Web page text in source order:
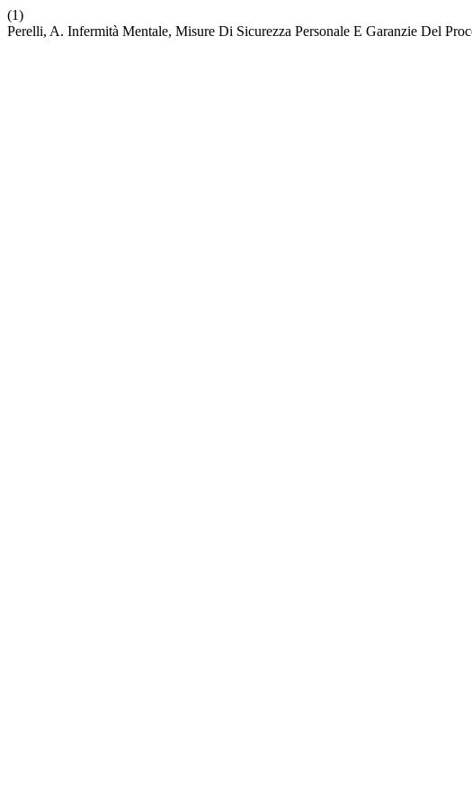
(1)
Perelli, A. Infermità Mentale, Misure Di Sicurezza Personale E Garanzie Del